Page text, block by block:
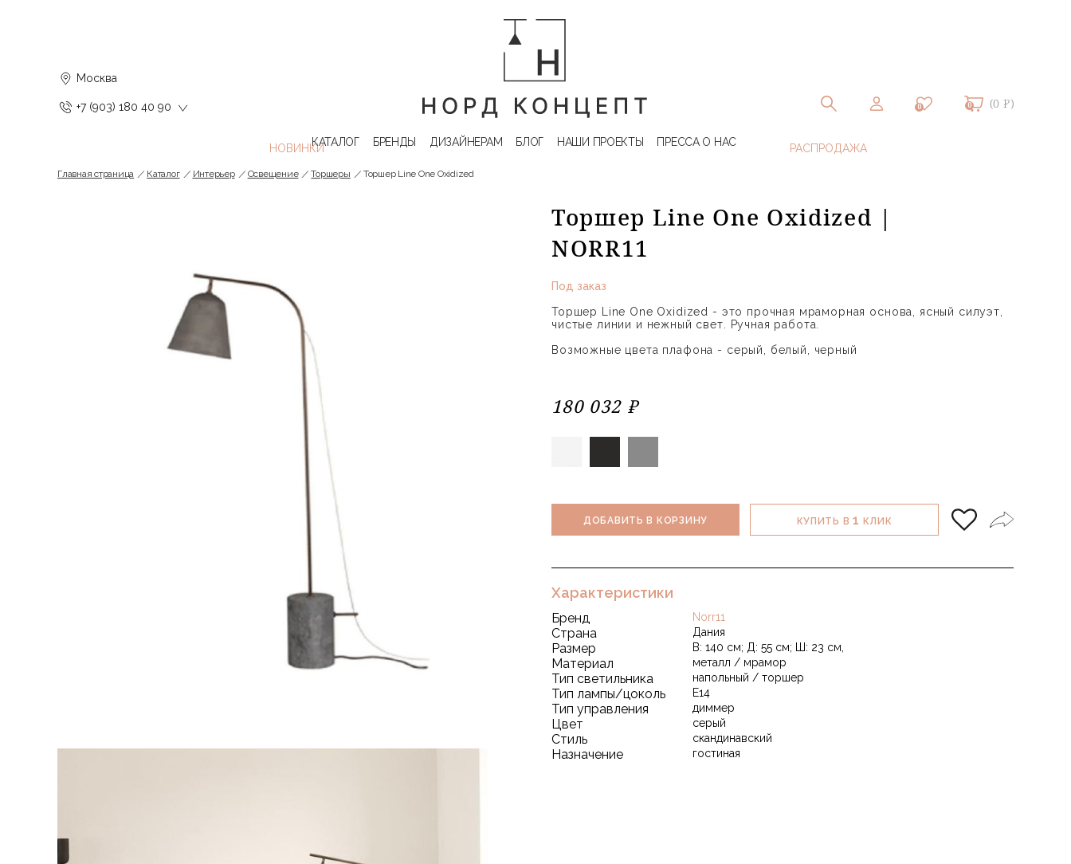
Москва
+7 (903) 180 40 90 0 0 (0 ₽)
КАТАЛОГ БРЕНДЫ ДИЗАЙНЕРАМ БЛОГ НАШИ ПРОЕКТЫ ПРЕССА О НАС
Главная страница Каталог Интерьер Освещение Торшеры Торшер Line One Oxidized
Торшер Line One Oxidized |
NORR11
Под заказ
Торшер Line One Oxidized - это прочная мраморная основа, ясный силуэт,
чистые линии и нежный свет. Ручная работа.
Возможные цвета плафона - серый, белый, черный
180 032 ₽
ДОБАВИТЬ В КОРЗИНУ КУПИТЬ В1 КЛИК
Характеристики
Бренд Norr11
Страна Дания
Размер В: 140 см; Д: 55 см; Ш: 23 см,
Материал металл / мрамор
Тип светильника напольный / торшер
Тип лампы/цоколь E14
Тип управления диммер
Цвет серый
Стиль скандинавский
Назначение гостиная